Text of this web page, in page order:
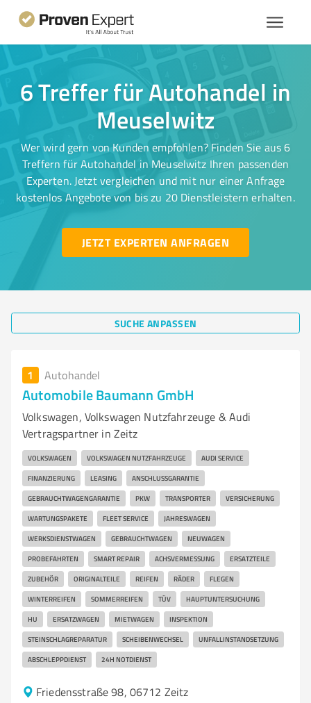
6 Treffer für Autohandel in
Meuselwitz
Wer wird gern von Kunden empfohlen? Finden Sie aus 6
Treffern für Autohandel in Meuselwitz Ihren passenden
Experten. Jetzt vergleichen und mit nur einer Anfrage
kostenlos Angebote von bis zu 20 Dienstleistern erhalten.
JETZT EXPERTEN ANFRAGEN
SUCHE ANPASSEN
1 Autohandel
Automobile Baumann GmbH
Volkswagen, Volkswagen Nutzfahrzeuge & Audi
Vertragspartner in Zeitz
VOLKSWAGEN VOLKSWAGEN NUTZFAHRZEUGE AUDI SERVICE
FINANZIERUNG LEASING ANSCHLUSSGARANTIE
GEBRAUCHTWAGENGARANTIE PKW TRANSPORTER VERSICHERUNG
WARTUNGSPAKETE FLEET SERVICE JAHRESWAGEN
WERKSDIENSTWAGEN GEBRAUCHTWAGEN NEUWAGEN
PROBEFAHRTEN SMART REPAIR ACHSVERMESSUNG ERSATZTEILE
ZUBEHÖR ORIGINALTEILE REIFEN RÄDER FLEGEN
WINTERREIFEN SOMMERREIFEN TÜV HAUPTUNTERSUCHUNG
HU ERSATZWAGEN MIETWAGEN INSPEKTION
STEINSCHLAGREPARATUR SCHEIBENWECHSEL UNFALLINSTANDSETZUNG
ABSCHLEPPDIENST 24H NOTDIENST
Friedensstraße 98, 06712 Zeitz